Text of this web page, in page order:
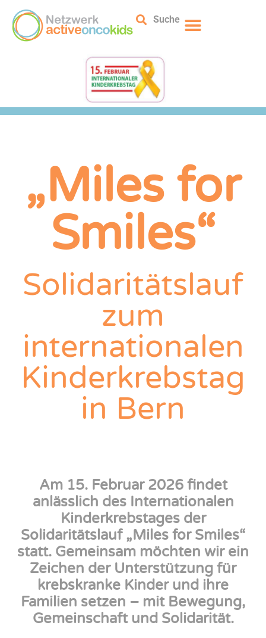
Suche
„Miles for
Smiles“
Solidaritätslauf
zum
internationalen
Kinderkrebstag
in Bern
Am 15. Februar 2026 findet
anlässlich des Internationalen
Kinderkrebstages der
Solidaritätslauf „Miles for Smiles“
statt. Gemeinsam möchten wir ein
Zeichen der Unterstützung für
krebskranke Kinder und ihre
Familien setzen – mit Bewegung,
Gemeinschaft und Solidarität.